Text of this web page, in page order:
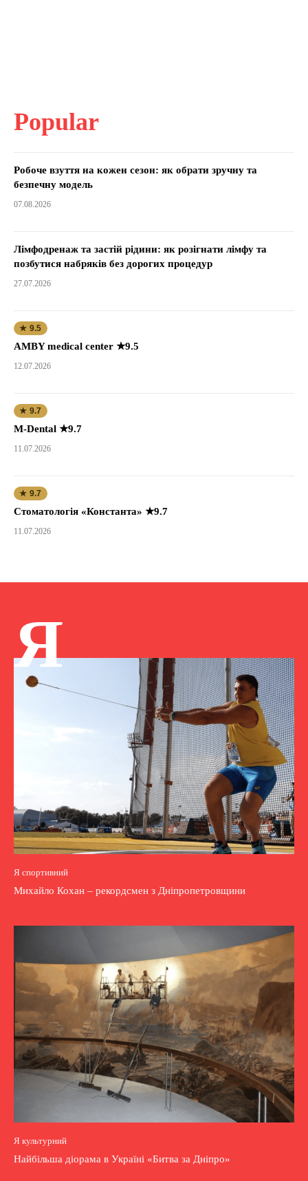
Popular
Робоче взуття на кожен сезон: як обрати зручну та
безпечну модель
07.08.2026
Лімфодренаж та застій рідини: як розігнати лімфу та
позбутися набряків без дорогих процедур
27.07.2026
★ 9.5
AMBY medical center ★9.5
12.07.2026
★ 9.7
M-Dental ★9.7
11.07.2026
★ 9.7
Стоматологія «Константа» ★9.7
11.07.2026
Я
Я спортивний
Михайло Кохан – рекордсмен з Дніпропетровщини
Я культурний
Найбільша діорама в Україні «Битва за Дніпро»